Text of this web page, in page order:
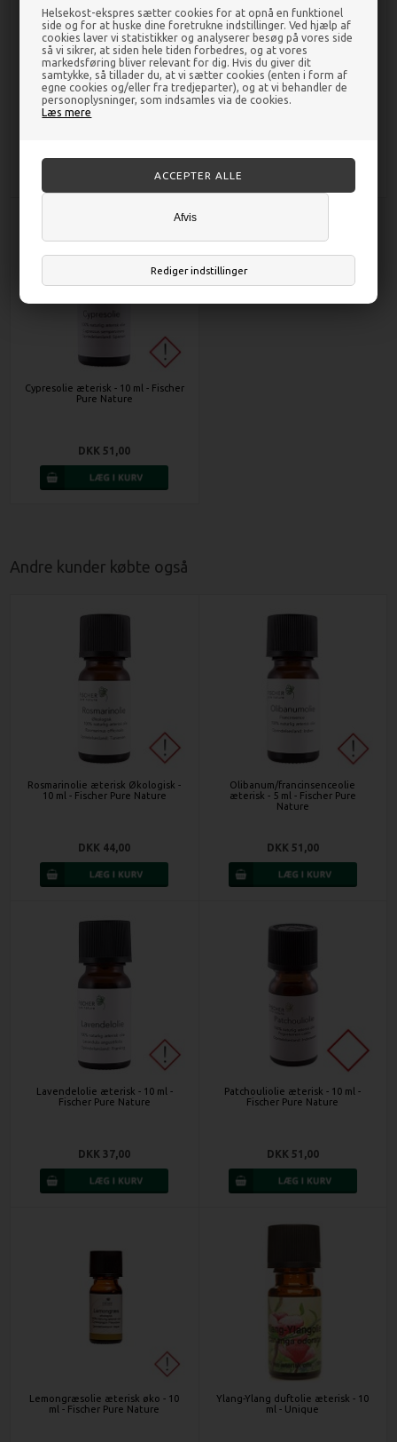
Helsekost-ekspres sætter cookies for at opnå en funktionel
side og for at huske dine foretrukne indstillinger. Ved hjælp af
cookies laver vi statistikker og analyserer besøg på vores side
så vi sikrer, at siden hele tiden forbedres, og at vores
markedsføring bliver relevant for dig. Hvis du giver dit
samtykke, så tillader du, at vi sætter cookies (enten i form af
egne cookies og/eller fra tredjeparter), og at vi behandler de
personoplysninger, som indsamles via de cookies.
Læs mere
Rediger indstillinger
Afvis
Citron Tea Treeolie æterisk - 5 ml
- Fischer Pure Nature
Citronmynteolie æterisk - 10 ml -
Fischer Pure Nature
Cypresolie æterisk - 10 ml - Fischer
Pure Nature
DKK 51,00
Andre kunder købte også
Rosmarinolie æterisk Økologisk -
10 ml - Fischer Pure Nature
DKK 44,00
Olibanum/francinsenceolie
æterisk - 5 ml - Fischer Pure
Nature
DKK 51,00
Lavendelolie æterisk - 10 ml -
Fischer Pure Nature
DKK 37,00
Patchouliolie æterisk - 10 ml -
Fischer Pure Nature
DKK 51,00
Lemongræsolie æterisk øko - 10
ml - Fischer Pure Nature
Ylang-Ylang duftolie æterisk - 10
ml - Unique